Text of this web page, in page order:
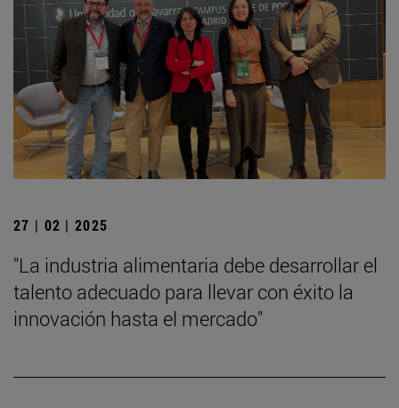
27 | 02 | 2025
"La industria alimentaria debe desarrollar el
talento adecuado para llevar con éxito la
innovación hasta el mercado"